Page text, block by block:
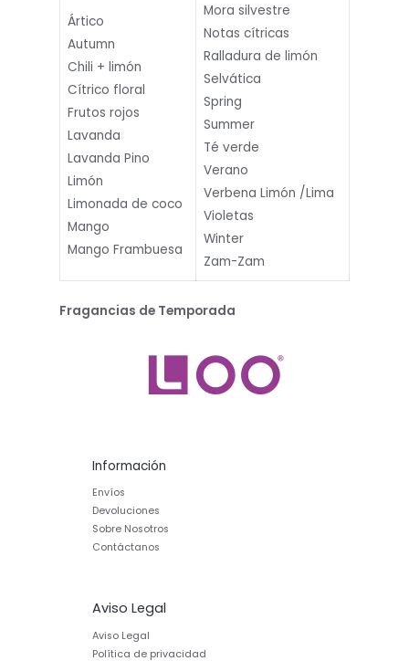
Ártico
Autumn
Chili + limón
Cítrico floral
Frutos rojos
Lavanda
Lavanda Pino
Limón
Limonada de coco
Mango
Mango Frambuesa
Mora silvestre
Notas cítricas
Ralladura de limón
Selvática
Spring
Summer
Té verde
Verano
Verbena Limón /Lima
Violetas
Winter
Zam-Zam
Fragancias de Temporada
Información
Envíos
Devoluciones
Sobre Nosotros
Contáctanos
Aviso Legal
Aviso Legal
Política de privacidad